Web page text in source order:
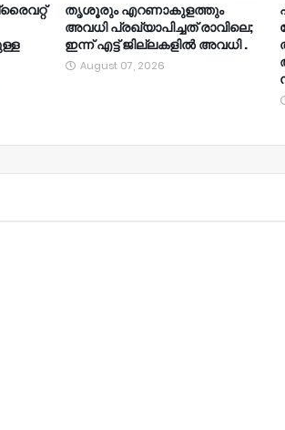
തൃശൂരും എറണാകുളത്തും
അവധി പ്രഖ്യാപിച്ചത് രാവിലെ;
ഇന്ന് എട്ട് ജില്ലകളിൽ അവധി .
August 07, 2026